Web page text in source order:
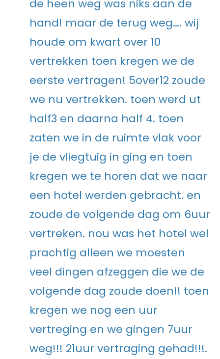
de heen weg was niks aan de
hand! maar de terug weg…. wij
houde om kwart over 10
vertrekken toen kregen we de
eerste vertragen! 5over12 zoude
we nu vertrekken. toen werd ut
half3 en daarna half 4. toen
zaten we in de ruimte vlak voor
je de vliegtuig in ging en toen
kregen we te horen dat we naar
een hotel werden gebracht. en
zoude de volgende dag om 6uur
vertreken. nou was het hotel wel
prachtig alleen we moesten
veel dingen afzeggen die we de
volgende dag zoude doen!! toen
kregen we nog een uur
vertreging en we gingen 7uur
weg!!! 21uur vertraging gehad!!!.